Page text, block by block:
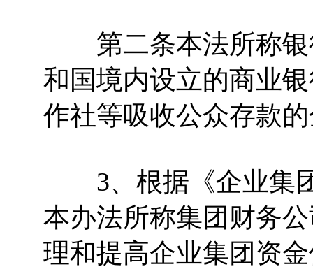
第二条本法所称银
和国境内设立的商业
作社等吸收公众存款
3、根据《企业集团
本办法所称集团财务
理和提高企业集团资